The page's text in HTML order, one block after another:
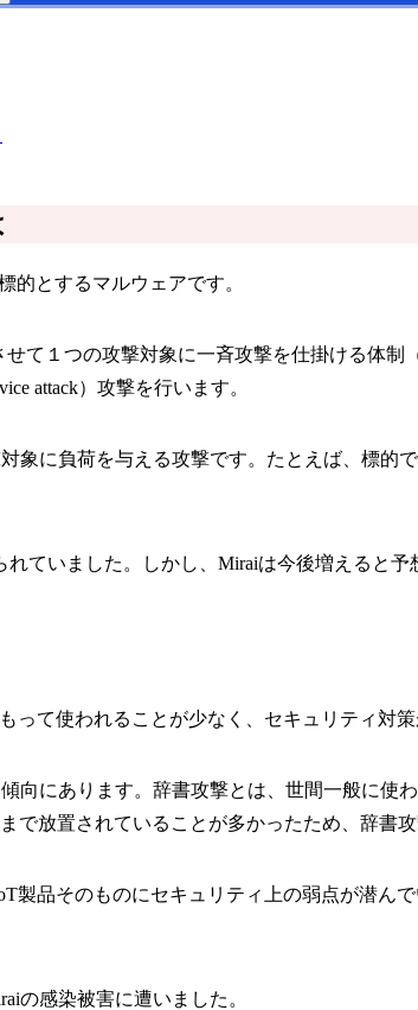
的とするマルウェアです。
て１つの攻撃対象に一斉攻撃を仕掛ける体
attack）攻撃を行います。
象に負荷を与える攻撃です。たとえば、標
ていました。しかし、Miraiは今後増えると
って使われることが少なく、セキュリティ対
向にあります。辞書攻撃とは、世間一般に
で放置されていることが多かったため、辞書
製品そのものにセキュリティ上の弱点が潜
の感染被害に遭いました。